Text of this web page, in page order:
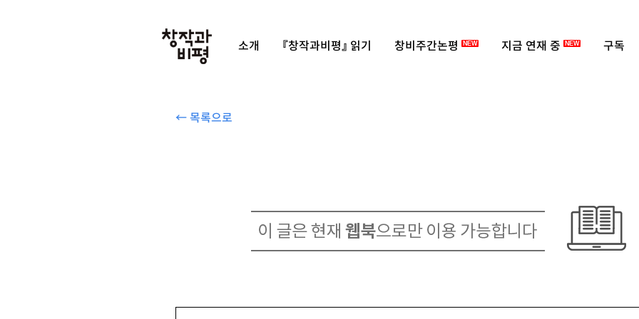
소개 『창작과비평』 읽기 창비주간논평 NEW 지금 연재 중 NEW 구독
← 목록으로